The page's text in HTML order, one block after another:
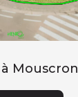
Mouscron